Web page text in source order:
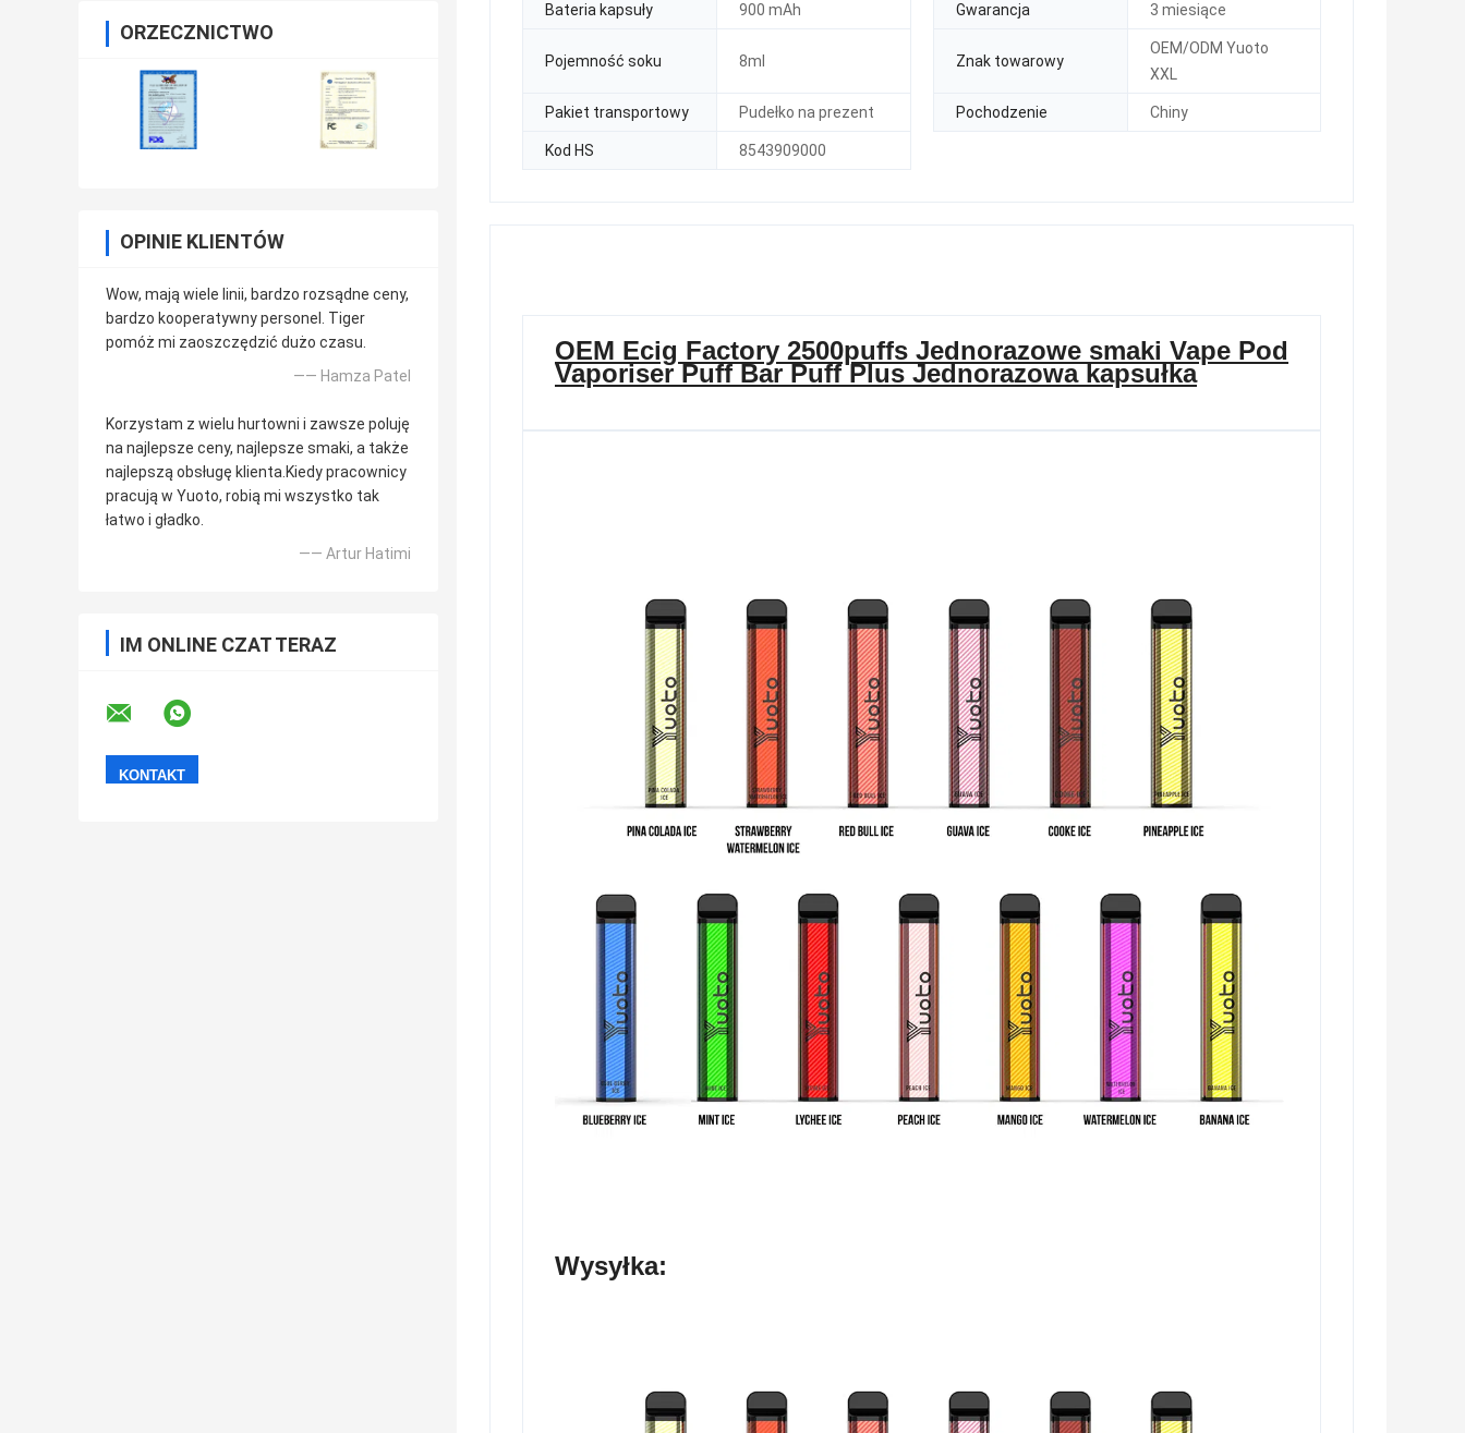
ORZECZNICTWO
OPINIE KLIENTÓW
Wow, mają wiele linii, bardzo rozsądne ceny,
bardzo kooperatywny personel. Tiger
pomóż mi zaoszczędzić dużo czasu.
—— Hamza Patel
Korzystam z wielu hurtowni i zawsze poluję
na najlepsze ceny, najlepsze smaki, a także
najlepszą obsługę klienta.Kiedy pracownicy
pracują w Yuoto, robią mi wszystko tak
łatwo i gładko.
—— Artur Hatimi
IM ONLINE CZAT TERAZ
Bateria kapsuły 900 mAh Gwarancja 3 miesiące
Pojemność soku 8ml Znak towarowy
OEM/ODM Yuoto
XXL
Pakiet transportowy Pudełko na prezent Pochodzenie Chiny
Kod HS 8543909000
OEM Ecig Factory 2500puffs Jednorazowe smaki Vape Pod
Vaporiser Puff Bar Puff Plus Jednorazowa kapsułka
Wysyłka: